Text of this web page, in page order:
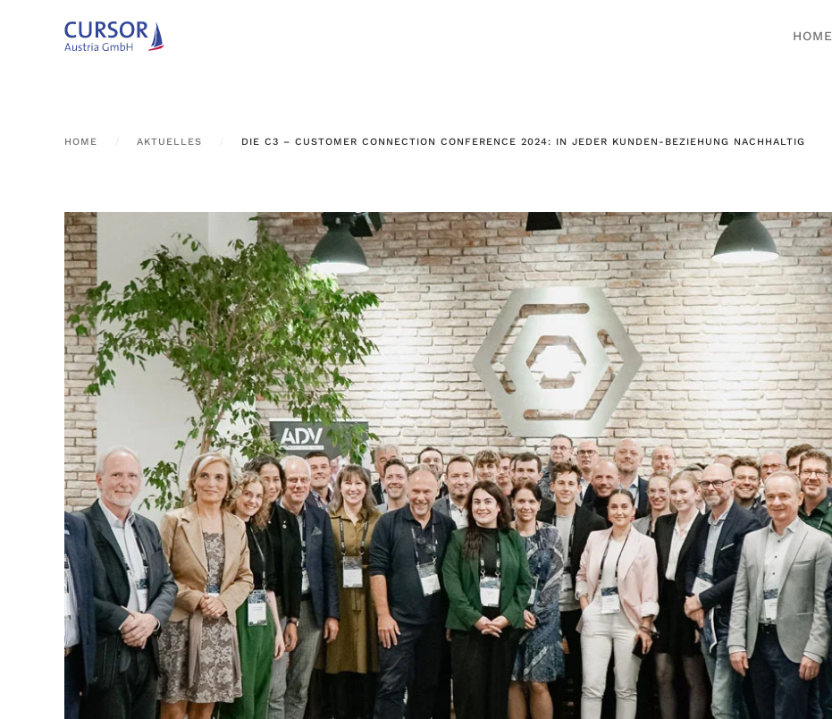
Zum Hauptinhalt springen HOME
HOME AKTUELLES DIE C3 – CUSTOMER CONNECTION CONFERENCE 2024: IN JEDER KUNDEN-BEZIEHUNG NACHHALTIG